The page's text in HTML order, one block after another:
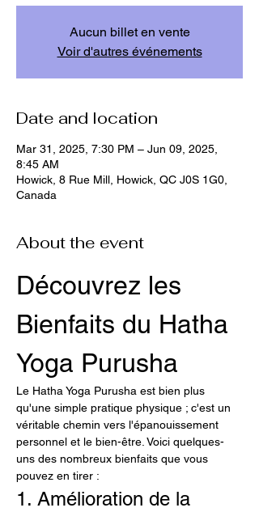
Aucun billet en vente
Voir d'autres événements
Date and location
Mar 31, 2025, 7:30 PM – Jun 09, 2025,
8:45 AM
Howick, 8 Rue Mill, Howick, QC J0S 1G0,
Canada
About the event
Découvrez les
Bienfaits du Hatha
Yoga Purusha
Le Hatha Yoga Purusha est bien plus
qu'une simple pratique physique ; c'est un
véritable chemin vers l'épanouissement
personnel et le bien-être. Voici quelques-
uns des nombreux bienfaits que vous
pouvez en tirer :
1. Amélioration de la